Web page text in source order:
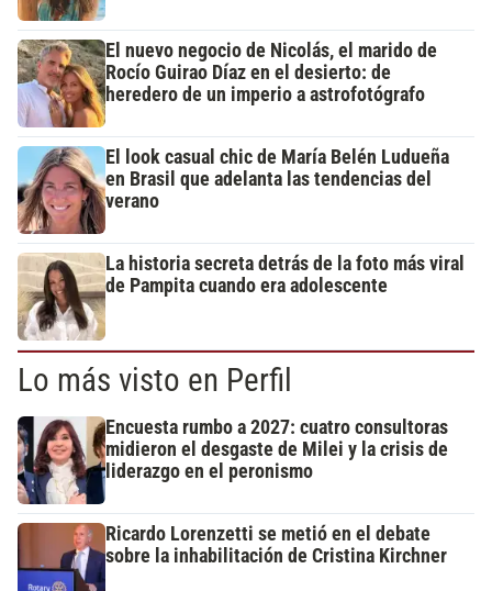
El nuevo negocio de Nicolás, el marido de
Rocío Guirao Díaz en el desierto: de
heredero de un imperio a astrofotógrafo
El look casual chic de María Belén Ludueña
en Brasil que adelanta las tendencias del
verano
La historia secreta detrás de la foto más viral
de Pampita cuando era adolescente
Lo más visto en Perfil
Encuesta rumbo a 2027: cuatro consultoras
midieron el desgaste de Milei y la crisis de
liderazgo en el peronismo
Ricardo Lorenzetti se metió en el debate
sobre la inhabilitación de Cristina Kirchner